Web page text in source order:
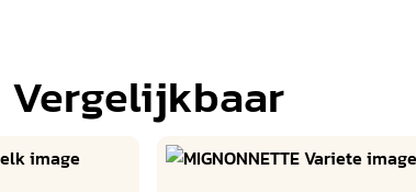
Vergelijkbaar